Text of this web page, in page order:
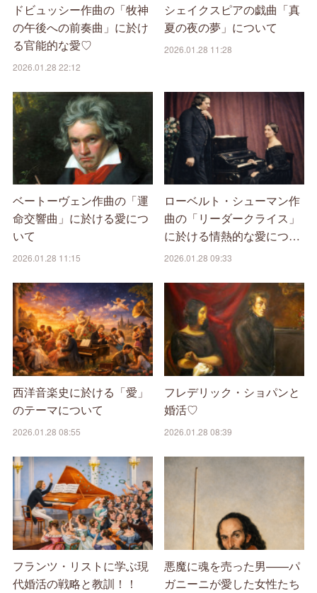
ドビュッシー作曲の「牧神
の午後への前奏曲」に於け
る官能的な愛♡
2026.01.28 22:12
シェイクスピアの戯曲「真
夏の夜の夢」について
2026.01.28 11:28
ベートーヴェン作曲の「運
命交響曲」に於ける愛につ
いて
2026.01.28 11:15
ローベルト・シューマン作
曲の「リーダークライス」
に於ける情熱的な愛につ…
2026.01.28 09:33
西洋音楽史に於ける「愛」
のテーマについて
2026.01.28 08:55
フレデリック・ショパンと
婚活♡
2026.01.28 08:39
フランツ・リストに学ぶ現
代婚活の戦略と教訓！！
悪魔に魂を売った男——パ
ガニーニが愛した女性たち